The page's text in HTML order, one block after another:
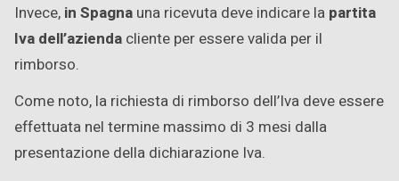
Invece, in Spagna una ricevuta deve indicare la partita
Iva dell’azienda cliente per essere valida per il
rimborso.
Come noto, la richiesta di rimborso dell’Iva deve essere
effettuata nel termine massimo di 3 mesi dalla
presentazione della dichiarazione Iva.